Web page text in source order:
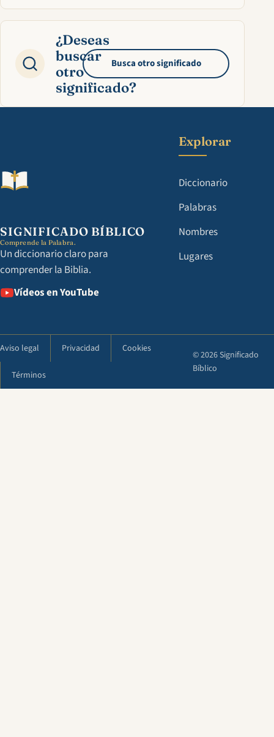
¿Deseas
buscar
otro
significado?
Busca otro significado
SIGNIFICADO BÍBLICO
Comprende la Palabra.
Un diccionario claro para
comprender la Biblia.
Vídeos en YouTube
Explorar
Diccionario
Palabras
Nombres
Lugares
Aviso legal Privacidad Cookies
Términos
© 2026 Significado
Bíblico